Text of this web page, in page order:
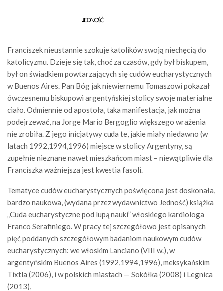
Franciszek nieustannie szokuje katolików swoją niechęcią do
katolicyzmu. Dzieje się tak, choć za czasów, gdy był biskupem,
był on świadkiem powtarzających się cudów eucharystycznych
w Buenos Aires. Pan Bóg jak niewiernemu Tomaszowi pokazał
ówczesnemu biskupowi argentyńskiej stolicy swoje materialne
ciało. Odmiennie od apostoła, taka manifestacja, jak można
podejrzewać, na Jorge Mario Bergoglio większego wrażenia
nie zrobiła. Z jego inicjatywy cuda te, jakie miały niedawno (w
latach 1992,1994,1996) miejsce w stolicy Argentyny, są
zupełnie nieznane nawet mieszkańcom miast – niewątpliwie dla
Franciszka ważniejsza jest kwestia fasoli.
Tematyce cudów eucharystycznych poświęcona jest doskonała,
bardzo naukowa, (wydana przez wydawnictwo Jedność) książka
„Cuda eucharystyczne pod lupą nauki” włoskiego kardiologa
Franco Serafiniego. W pracy tej szczegółowo jest opisanych
pięć poddanych szczegółowym badaniom naukowym cudów
eucharystycznych: we włoskim Lanciano (VIII w.), w
argentyńskim Buenos Aires (1992,1994,1996), meksykańskim
Tixtla (2006), i w polskich miastach — Sokółka (2008) i Legnica
(2013),